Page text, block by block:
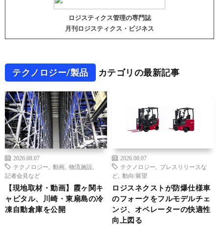
ロジスティクス管理の専門誌
月刊ロジスティクス・ビジネス
テクノロジー/製品 カテゴリの最新記事
2026.08.07
テクノロジー
動画 物流施設
記者会見など
【現地取材・動画】霞ヶ関キ
ャピタル、川崎・東扇島の冷
凍自動倉庫を公開
2026.08.07
テクノロジー
プレスリリースな
ど
動向/展望
ロジスネクストが防爆仕様車
のフォークをフルモデルチェ
ンジ、オペレーターの快適性
向上図る